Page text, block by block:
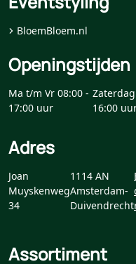
BloemBloem.nl
Openingstijden
Ma t/m Vr 08:00 -
17:00 uur
16:00
Adres
Joan
Muyskenweg
34
1114 AN
Amsterdam-
Duivendrecht
Assortiment